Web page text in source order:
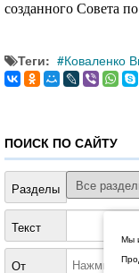
созданного Совета
Теги: Коваленко
ПОИСК ПО САЙТУ
Разделы
Текст
От
Мы